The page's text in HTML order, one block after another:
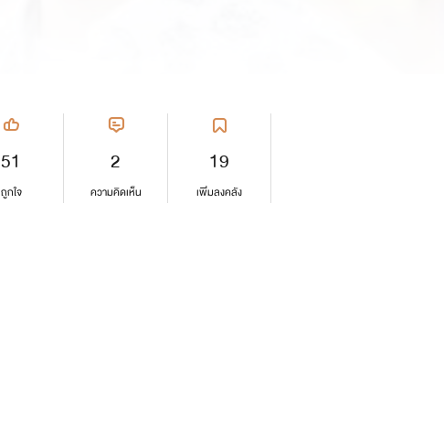
51
ถูกใจ
2
ความคิดเห็น
19
เพิ่มลงคลัง